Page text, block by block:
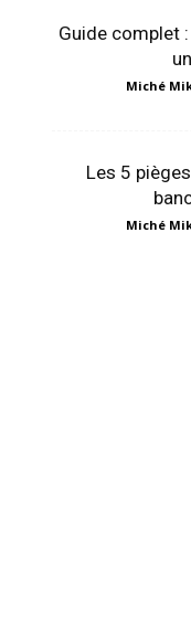
Guide complet
Miché
Les 5
Miché